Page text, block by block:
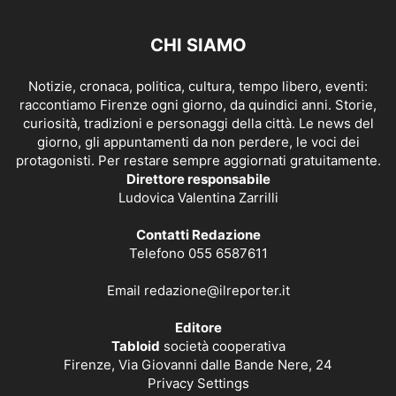
CHI SIAMO
Notizie, cronaca, politica, cultura, tempo libero, eventi:
raccontiamo Firenze ogni giorno, da quindici anni. Storie,
curiosità, tradizioni e personaggi della città. Le news del
giorno, gli appuntamenti da non perdere, le voci dei
protagonisti. Per restare sempre aggiornati gratuitamente.
Direttore responsabile
Ludovica Valentina Zarrilli
Contatti Redazione
Telefono 055 6587611
Email redazione@ilreporter.it
Editore
Tabloid società cooperativa
Firenze, Via Giovanni dalle Bande Nere, 24
Privacy Settings